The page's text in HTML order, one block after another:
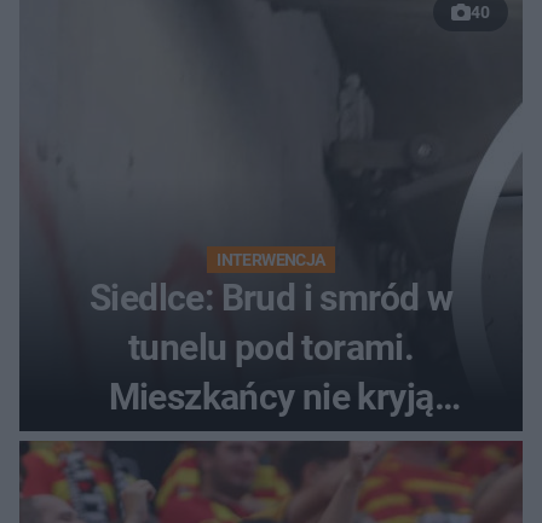
40
INTERWENCJA
Siedlce: Brud i smród w
tunelu pod torami.
Mieszkańcy nie kryją
oburzenia!